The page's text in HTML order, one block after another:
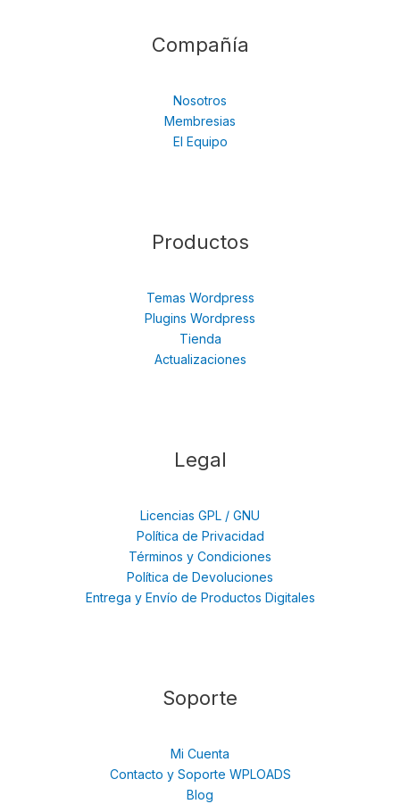
Compañía
Nosotros
Membresias
El Equipo
Productos
Temas Wordpress
Plugins Wordpress
Tienda
Actualizaciones
Legal
Licencias GPL / GNU
Política de Privacidad
Términos y Condiciones
Política de Devoluciones
Entrega y Envío de Productos Digitales
Soporte
Mi Cuenta
Contacto y Soporte WPLOADS
Blog